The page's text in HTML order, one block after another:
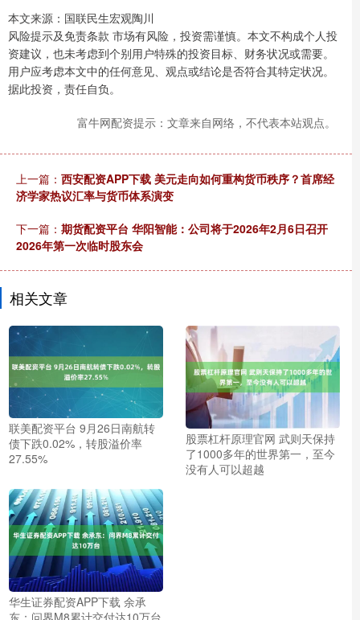
本文来源：国联民生宏观陶川
风险提示及免责条款 市场有风险，投资需谨慎。本文不构成个人投
资建议，也未考虑到个别用户特殊的投资目标、财务状况或需要。
用户应考虑本文中的任何意见、观点或结论是否符合其特定状况。
据此投资，责任自负。
富牛网配资提示：文章来自网络，不代表本站观点。
上一篇： 西安配资APP下载 美元走向如何重构货币秩序？首席经
济学家热议汇率与货币体系演变
下一篇： 期货配资平台 华阳智能：公司将于2026年2月6日召开
2026年第一次临时股东会
相关文章
联美配资平台 9月26日南航转
债下跌0.02%，转股溢价率
27.55%
股票杠杆原理官网 武则天保持
了1000多年的世界第一，至今
没有人可以超越
华生证券配资APP下载 余承
东：问界M8累计交付达10万台